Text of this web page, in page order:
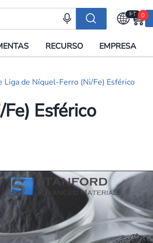
PT
English (US)
Española
한국어
Português
العربية
Nederland
0
RECURSO EMPRESA
Liga de Níquel-Ferro (Ni/Fe) Esférico
Esférico